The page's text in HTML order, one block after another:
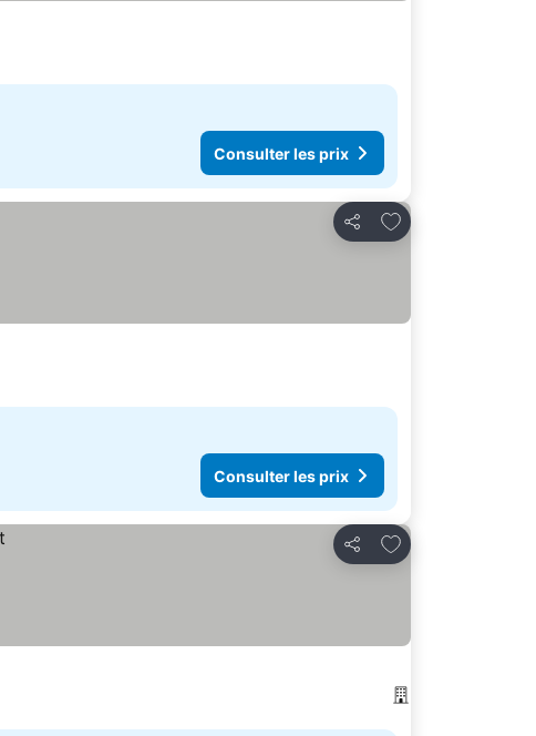
Consulter les prix
Partager
Ajouter à mes
Consulter les prix
Partager
Ajouter à mes